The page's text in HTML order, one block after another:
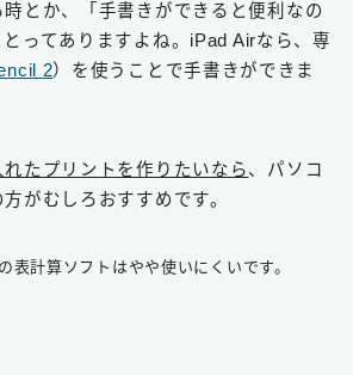
とか、「手書きができると便利なの
ってありますよね。iPad Airなら、専
2）を使うことで手書きができま
たプリントを作りたいなら、パソコ
がむしろおすすめです。
表計算ソフトはやや使いにくいです。